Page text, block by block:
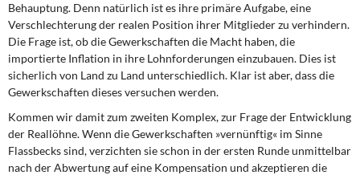
Behauptung. Denn natürlich ist es ihre primäre Aufgabe, eine
Verschlechterung der realen Position ihrer Mitglieder zu verhindern.
Die Frage ist, ob die Gewerkschaften die Macht haben, die
importierte Inflation in ihre Lohnforderungen einzubauen. Dies ist
sicherlich von Land zu Land unterschiedlich. Klar ist aber, dass die
Gewerkschaften dieses versuchen werden.
Kommen wir damit zum zweiten Komplex, zur Frage der Entwicklung
der Reallöhne. Wenn die Gewerkschaften »vernünftig« im Sinne
Flassbecks sind, verzichten sie schon in der ersten Runde unmittelbar
nach der Abwertung auf eine Kompensation und akzeptieren die